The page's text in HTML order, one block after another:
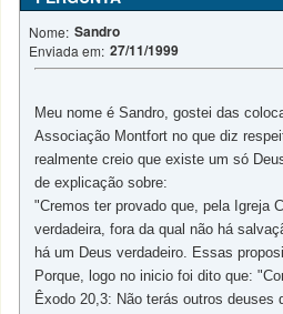
Nome: Sandro
Enviada em: 27/11/1999
Meu nome é Sandro, gostei das
Associação Montfort no que diz
realmente creio que existe um só
de explicação sobre:
"Cremos ter provado que, pela Igreja
verdadeira, fora da qual não há
há um Deus verdadeiro. Essas
Porque, logo no inicio foi dito que:
Êxodo 20,3: Não terás outros deuses